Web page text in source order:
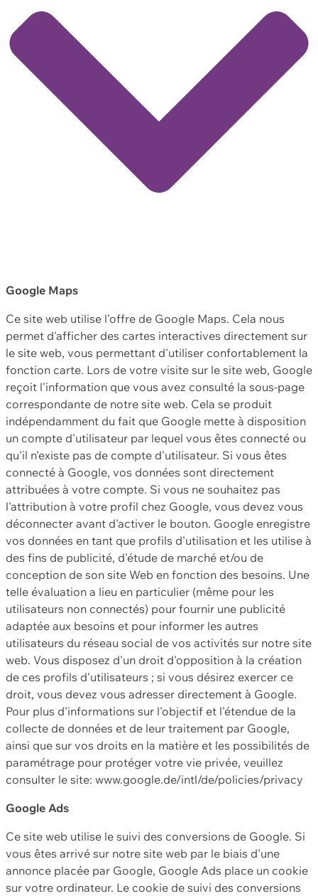
Google Maps
Ce site web utilise l'offre de Google Maps. Cela nous
permet d'afficher des cartes interactives directement sur
le site web, vous permettant d'utiliser confortablement la
fonction carte. Lors de votre visite sur le site web, Google
reçoit l'information que vous avez consulté la sous-page
correspondante de notre site web. Cela se produit
indépendamment du fait que Google mette à disposition
un compte d'utilisateur par lequel vous êtes connecté ou
qu'il n'existe pas de compte d'utilisateur. Si vous êtes
connecté à Google, vos données sont directement
attribuées à votre compte. Si vous ne souhaitez pas
l'attribution à votre profil chez Google, vous devez vous
déconnecter avant d'activer le bouton. Google enregistre
vos données en tant que profils d'utilisation et les utilise à
des fins de publicité, d'étude de marché et/ou de
conception de son site Web en fonction des besoins. Une
telle évaluation a lieu en particulier (même pour les
utilisateurs non connectés) pour fournir une publicité
adaptée aux besoins et pour informer les autres
utilisateurs du réseau social de vos activités sur notre site
web. Vous disposez d'un droit d'opposition à la création
de ces profils d'utilisateurs ; si vous désirez exercer ce
droit, vous devez vous adresser directement à Google.
Pour plus d'informations sur l'objectif et l'étendue de la
collecte de données et de leur traitement par Google,
ainsi que sur vos droits en la matière et les possibilités de
paramétrage pour protéger votre vie privée, veuillez
consulter le site: www.google.de/intl/de/policies/privacy
Google Ads
Ce site web utilise le suivi des conversions de Google. Si
vous êtes arrivé sur notre site web par le biais d'une
annonce placée par Google, Google Ads place un cookie
sur votre ordinateur. Le cookie de suivi des conversions